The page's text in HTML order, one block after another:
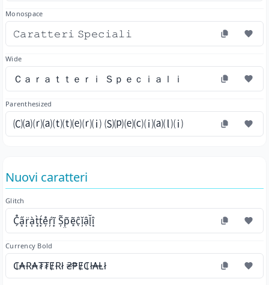
Monospace
𝙲𝚊𝚛𝚊𝚝𝚝𝚎𝚛𝚒 𝚂𝚙𝚎𝚌𝚒𝚊𝚕𝚒
Wide
Ｃａｒａｔｔｅｒｉ Ｓｐｅｃｉａｌｉ
Parenthesized
🄒⒜⒭⒜⒯⒯⒠⒭⒤ 🄢⒫⒠⒞⒤⒜⒧⒤
Nuovi caratteri
Glitch
C̗̊a̘̋r̜̈à̜t̘̀t̙́e̦̊ŕ̦ĩ̙ Ș̃p̤̃ẽ̝ĉ̖ǐ̦ậl̖̆î̘
Currency Bold
₵₳Ɍ₳₮₮ɆɌł ₴₱Ɇ₵ł₳Ⱡł